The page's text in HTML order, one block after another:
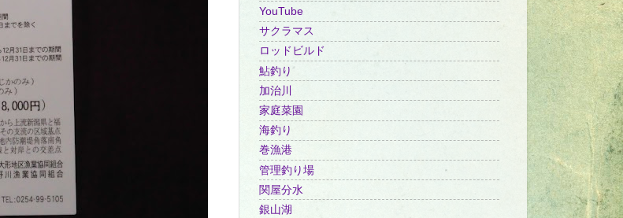
YouTube
サクラマス
ロッドビルド
鮎釣り
加治川
家庭菜園
海釣り
巻漁港
管理釣り場
関屋分水
銀山湖